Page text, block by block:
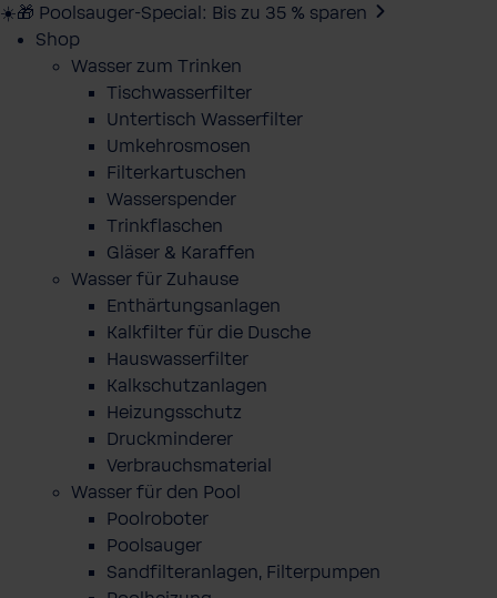
☀️🎁 Poolsauger-Special: Bis zu 35 % sparen
Shop
Wasser zum Trinken
Tischwasserfilter
Untertisch Wasserfilter
Umkehrosmosen
Filterkartuschen
Wasserspender
Trinkflaschen
Gläser & Karaffen
Wasser für Zuhause
Enthärtungsanlagen
Kalkfilter für die Dusche
Hauswasserfilter
Kalkschutzanlagen
Heizungsschutz
Druckminderer
Verbrauchsmaterial
Wasser für den Pool
Poolroboter
Poolsauger
Sandfilteranlagen, Filterpumpen